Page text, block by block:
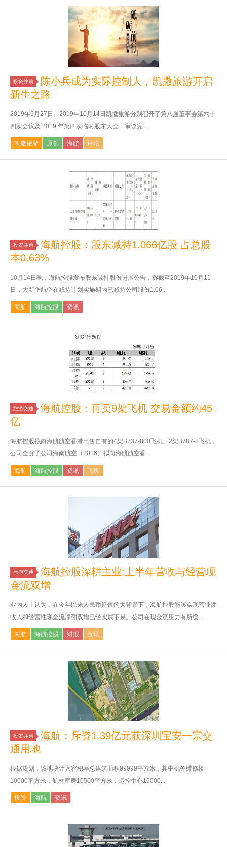
投资并购
陈小兵成为实际控制人，凯撒旅游开启
新生之路
2019年9月27日、2019年10月14日凯撒旅游分别召开了第八届董事会第六十
四次会议及 2019 年第四次临时股东大会，审议完...
凯撒旅游 原创 海航 评论
投资并购
海航控股：股东减持1.066亿股 占总股
本0.63%
10月14日晚，海航控股发布股东减持股份进展公告，称截至2019年10月11
日，大新华航空在减持计划实施期内已减持公司股份1.06...
海航 海航控股 资讯
旅游交通
海航控股：再卖9架飞机 交易金额约45
亿
海航控股拟向海航航空香港出售自有的4架B737-800飞机、2架B787-8飞机，
公司全资子公司海南航空（2016）拟向海航航空香...
海航 海航控股 资讯 飞机
旅游交通
海航控股深耕主业:上半年营收与经营现
金流双增
业内人士认为，在今年以来人民币贬值的大背景下，海航控股能够实现营业性
收入和经营性现金流净额双增已经实属不易。公司在现金流压力有所缓...
海航 海航控股 财报 资讯
投资并购
海航：斥资1.39亿元获深圳宝安一宗交
通用地
根据规划，该地块计入容积率总建筑面积99999平方米，其中机务维修楼
10000平方米，航材库房10500平方米，运控中心15000...
投资 海航 资讯